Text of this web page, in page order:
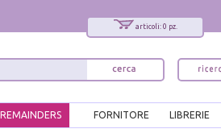
articoli: 0 pz.
LIBRERIE
FORNITORE
REMAINDERS